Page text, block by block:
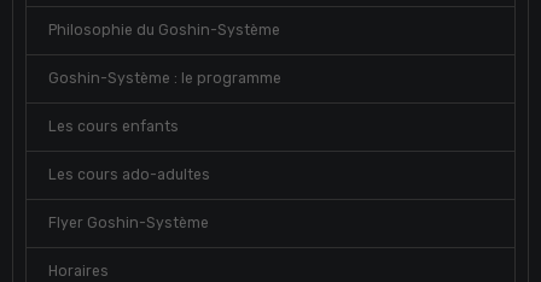
Philosophie du Goshin-Système
Goshin-Système : le programme
Les cours enfants
Les cours ado-adultes
Flyer Goshin-Système
Horaires